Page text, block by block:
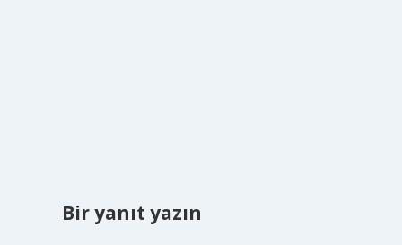
Bir yanıt yazın